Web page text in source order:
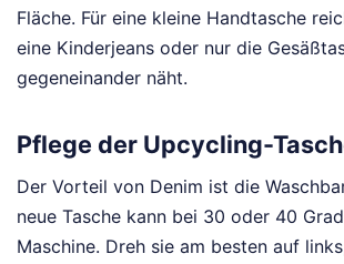
Fläche. Für eine kleine Handtasche
eine Kinderjeans oder nur die
gegeneinander näht.
Pflege der Upcycling-
Der Vorteil von Denim ist die
neue Tasche kann bei 30 oder 40
Maschine. Dreh sie am besten auf